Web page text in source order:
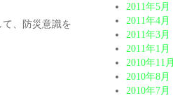
、防災意識を
2011年5月
2011年4月
2011年3月
2011年1月
2010年11月
2010年8月
2010年7月